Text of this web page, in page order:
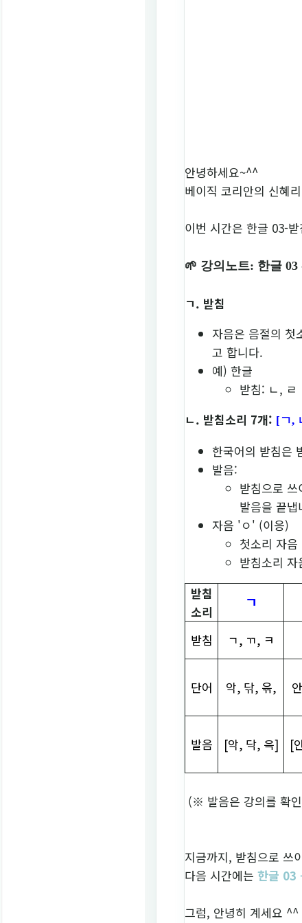
안녕하세요~^^
베이직 코리안의 신혜
이번 시간은 한글 03-
🌱 강의노트: 한글 03
ㄱ. 받침
자음은 음절의 첫
고 합니다.
예) 한글
받침: ㄴ, ㄹ
ㄴ. 받침소리 7개: [ㄱ,
한국어의 받침은
발음:
받침으로
발음을 끝냅
자음 'ㅇ' (이응)
첫소리 자
받침소리
받침
소리
ㄱ
받침 ㄱ, ㄲ, ㅋ
단어 악, 닦, 윾, 안
발음 [악, 닥, 윽] [
(※ 발음은 강의를 확
지금까지, 받침으로 쓰
다음 시간에는 한글 03
그럼, 안녕히 계세요 ^^